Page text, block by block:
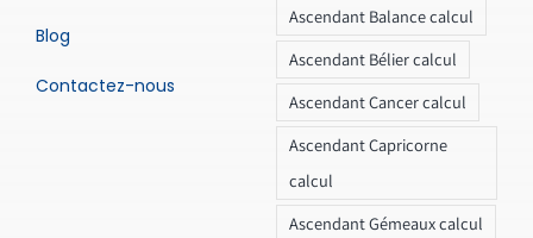
Blog
Contactez-nous
Ascendant Balance calcul
Ascendant Bélier calcul
Ascendant Cancer calcul
Ascendant Capricorne
calcul
Ascendant Gémeaux calcul